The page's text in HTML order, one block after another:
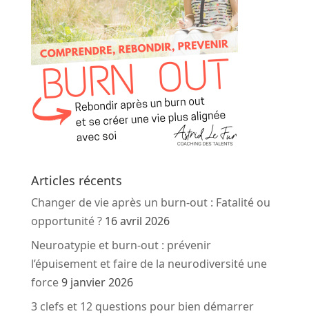
Articles récents
Changer de vie après un burn-out : Fatalité ou
opportunité ? 16 avril 2026
Neuroatypie et burn-out : prévenir
l’épuisement et faire de la neurodiversité une
force9 janvier 2026
3 clefs et 12 questions pour bien démarrer